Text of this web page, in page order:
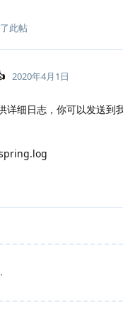
此帖
2020年4月1日
详细日志，你可以发送到